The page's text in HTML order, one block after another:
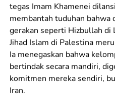
tegas Imam Khamenei
membantah tuduhan bahwa
gerakan seperti Hizbullah di
Jihad Islam di Palestina
Ia menegaskan bahwa
bertindak secara mandiri,
komitmen mereka sendiri,
Iran.